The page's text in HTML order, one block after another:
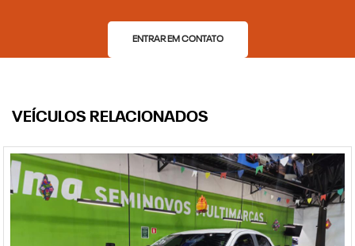
ENTRAR EM CONTATO
VEÍCULOS RELACIONADOS